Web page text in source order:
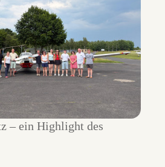
– ein Highlight des